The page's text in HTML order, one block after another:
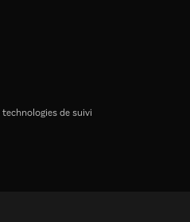
de suivi